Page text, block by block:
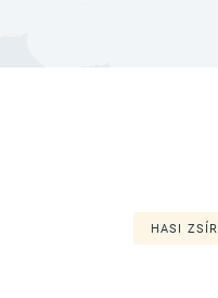
HASI ZSÍR